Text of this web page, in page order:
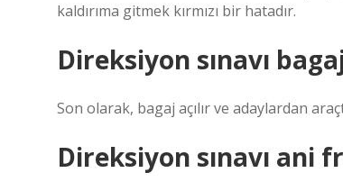
kaldırıma gitmek kırmızı bir hatadır.
Direksiyon sınavı
Son olarak, bagaj açılır ve adaylardan
Direksiyon sınavı ani